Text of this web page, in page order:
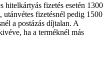
hitelkártyás fizetés esetén 1300
, utánvétes fizetésnél pedig 1500
a postázás díjtalan. A
ha a terméknél más